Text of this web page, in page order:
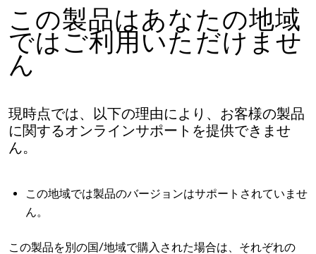
この製品はあなたの地域
ではご利用いただけませ
ん
現時点では、以下の理由により、お客様の製品
に関するオンラインサポートを提供できませ
ん。
この地域では製品のバージョンはサポートされていませ
ん。
この製品を別の国/地域で購入された場合は、それぞれの